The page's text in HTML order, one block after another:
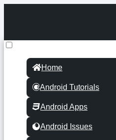
Home
Android Tutorials
Android Apps
Android Issues